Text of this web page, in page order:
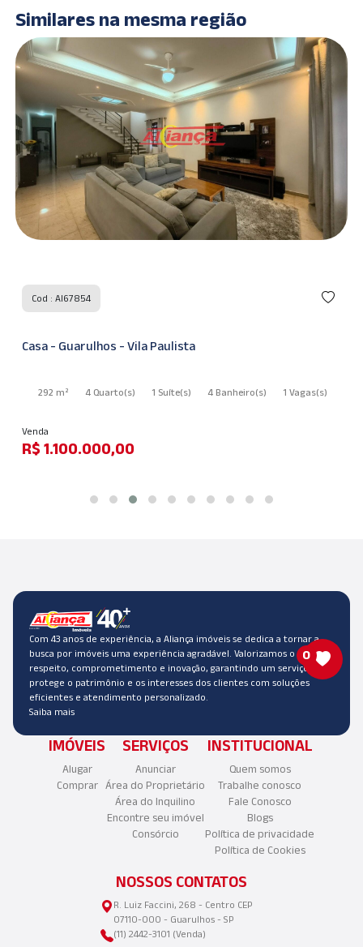
Similares na mesma região
Cod : AI67854
Casa - Guarulhos - Vila Paulista
292 m² 4 Quarto(s) 1 Suíte(s) 4 Banheiro(s) 1 Vagas(s)
Venda
R$ 1.100.000,00
Com 43 anos de experiência, a Aliança imóveis se dedica a tornar a
busca por imóveis uma experiência agradável. Valorizamos o
respeito, comprometimento e inovação, garantindo um serviço que
protege o patrimônio e os interesses dos clientes com soluções
eficientes e atendimento personalizado.
Saiba mais
IMÓVEIS
Alugar
Comprar
SERVIÇOS
Anunciar
Área do Proprietário
Área do Inquilino
Encontre seu imóvel
Consórcio
INSTITUCIONAL
Quem somos
Trabalhe conosco
Fale Conosco
Blogs
Política de privacidade
Política de Cookies
NOSSOS CONTATOS
R. Luiz Faccini, 268 - Centro CEP
07110-000 - Guarulhos - SP
(11) 2442-3101 (Venda)
0